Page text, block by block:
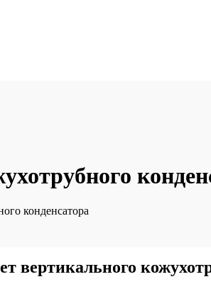
конденсатора
вертикального